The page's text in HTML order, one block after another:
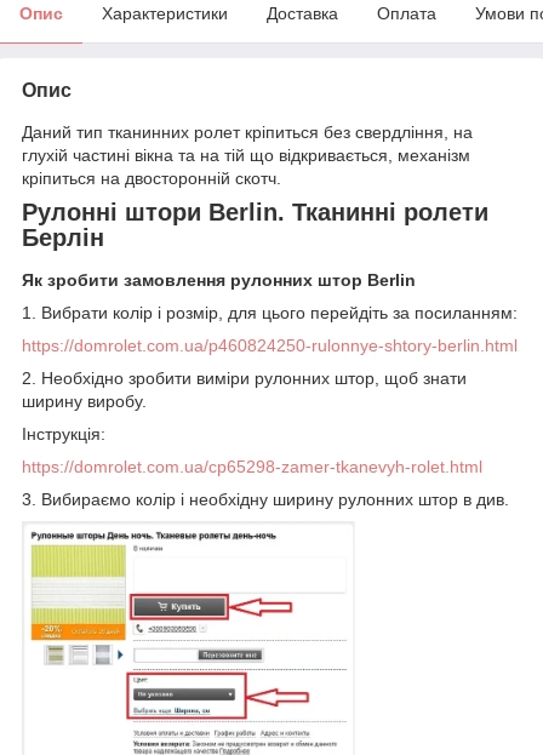
Опис Характеристики Доставка Оплата Умови
Опис
Даний тип тканинних ролет кріпиться без свердління, на
глухій частині вікна та на тій що відкривається, механізм
кріпиться на двосторонній скотч.
Рулонні штори Berlin. Тканинні ролети
Берлін
Як зробити замовлення рулонних штор Berlin
1. Вибрати колір і розмір, для цього перейдіть за посиланням:
https://domrolet.com.ua/p460824250-rulonnye-shtory-berlin.html
2. Необхідно зробити виміри рулонних штор, щоб знати
ширину виробу.
Інструкція:
https://domrolet.com.ua/cp65298-zamer-tkanevyh-rolet.html
3. Вибираємо колір і необхідну ширину рулонних штор в див.